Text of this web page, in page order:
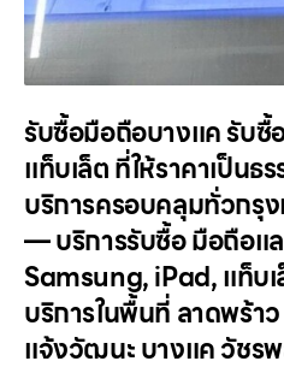
รับซื้อมือถือบางแค รับซื้
แท็บเล็ต ที่ให้ราคาเป็นธ
บริการครอบคลุมทั่วกรุ
— บริการรับซื้อ มือถือแ
Samsung, iPad, แท็บ
บริการในพื้นที่ ลาดพร้า
แจ้งวัฒนะ บางแค วัชร